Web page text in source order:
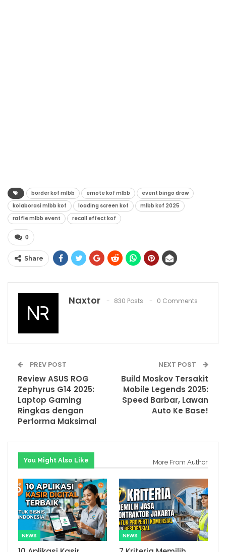
border kof mlbb emote kof mlbb
event bingo draw
kolaborasi mlbb kof
loading screen kof
mlbb kof 2025
raffle mlbb event
recall effect kof
0
Share
Naxtor 830 Posts 0 Comments
PREV POST
Review ASUS ROG
Zephyrus G14 2025:
Laptop Gaming
Ringkas dengan
Performa Maksimal
NEXT POST
Build Moskov Tersakit
Mobile Legends 2025:
Speed Barbar, Lawan
Auto Ke Base!
You Might Also Like More From Author
NEWS NEWS